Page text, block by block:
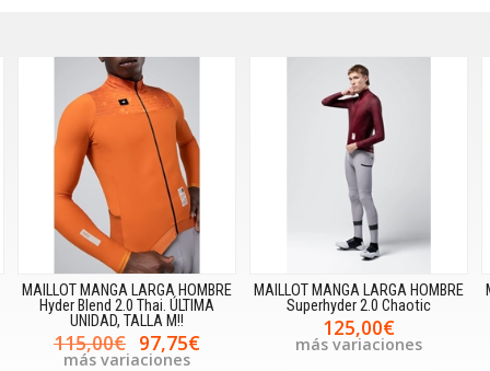
MAILLOT MANGA LARGA HOMBRE
Hyder Blend 2.0 Thai. ÚLTIMA
UNIDAD, TALLA M!!
115,00€ 97,75€
más variaciones
MAILLOT MANGA LARGA HOMBRE
Superhyder 2.0 Chaotic
125,00€
más variaciones